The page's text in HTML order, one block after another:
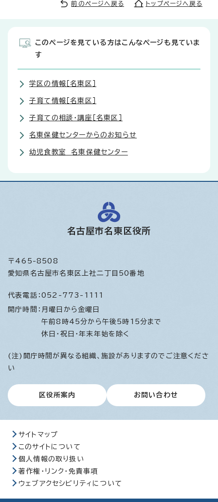
前のページへ戻る トップページへ戻る
このページを見ている方はこんなページも見ていま
す
学区の情報［名東区］
子育て情報［名東区］
子育ての相談・講座［名東区］
名東保健センターからのお知らせ
幼児食教室 名東保健センター
名古屋市名東区役所
〒465-8508
愛知県名古屋市名東区上社二丁目50番地
代表電話： 052-773-1111
開庁時間： 月曜日から金曜日
午前8時45分から午後5時15分まで
休日・祝日・年末年始を除く
(注)開庁時間が異なる組織、施設がありますのでご注意くださ
い
区役所案内 お問い合わせ
サイトマップ
このサイトについて
個人情報の取り扱い
著作権・リンク・免責事項
ウェブアクセシビリティについて